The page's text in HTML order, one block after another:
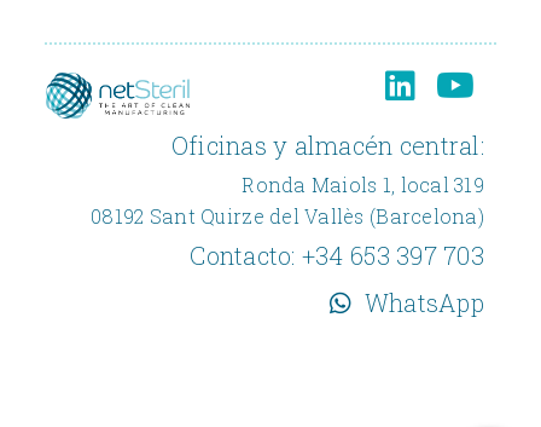
Oficinas y almacén central:
Ronda Maiols 1, local 319
08192 Sant Quirze del Vallès (Barcelona)
Contacto: +34 653 397 703
WhatsApp